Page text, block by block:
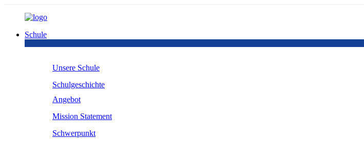
Schule
Unsere Schule
Schulgeschichte
Angebot
Mission Statement
Schwerpunkt